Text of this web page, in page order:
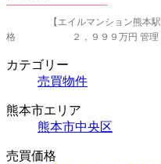
【エイルマンション熊本駅
格 ２，９９９万円 管理
カテゴリー
売買物件
熊本市エリア
熊本市中央区
売買価格